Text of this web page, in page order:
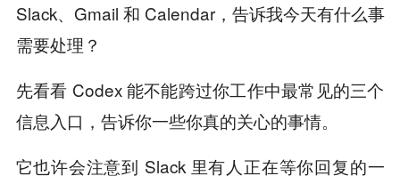
Slack、Gmail 和 Calendar，告诉我今天有什么事
需要处理？
先看看 Codex 能不能跨过你工作中最常见的三个
信息入口，告诉你一些你真的关心的事情。
它也许会注意到 Slack 里有人正在等你回复的一